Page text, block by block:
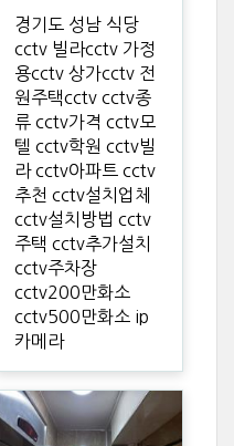
경기도 성남 식당
cctv 빌라cctv 가정
용cctv 상가cctv 전
원주택cctv cctv종
류 cctv가격 cctv모
텔 cctv학원 cctv빌
라 cctv아파트 cctv
추천 cctv설치업체
cctv설치방법 cctv
주택 cctv추가설치
cctv주차장
cctv200만화소
cctv500만화소 ip
카메라